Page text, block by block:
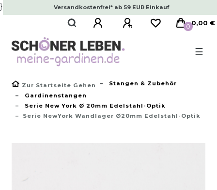
} Versandkostenfrei* ab 59 EUR Einkauf
0 0,00 €
☰
Zur Startseite Gehen
Stangen & Zubehör
Gardinenstangen
Serie New York Ø 20mm Edelstahl-Optik
Serie NewYork Wandlager Ø20mm Edelstahl-Optik